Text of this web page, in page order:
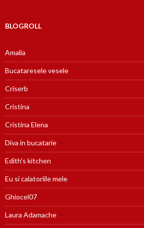
BLOGROLL
Amalia
Bucataresele vesele
Criserb
Cristina
Cristina Elena
Diva in bucatarie
Edith's kitchen
Eu si calatoriile mele
Ghiocel07
Laura Adamache